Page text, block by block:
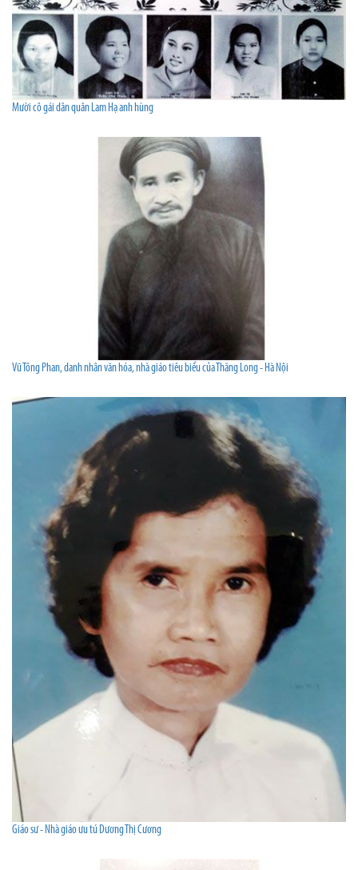
Mười cô gái dân quân Lam Hạ anh hùng
Vũ Tông Phan, danh nhân văn hóa, nhà giáo tiêu biểu của Thăng Long - Hà Nội
Giáo sư - Nhà giáo ưu tú Dương Thị Cương